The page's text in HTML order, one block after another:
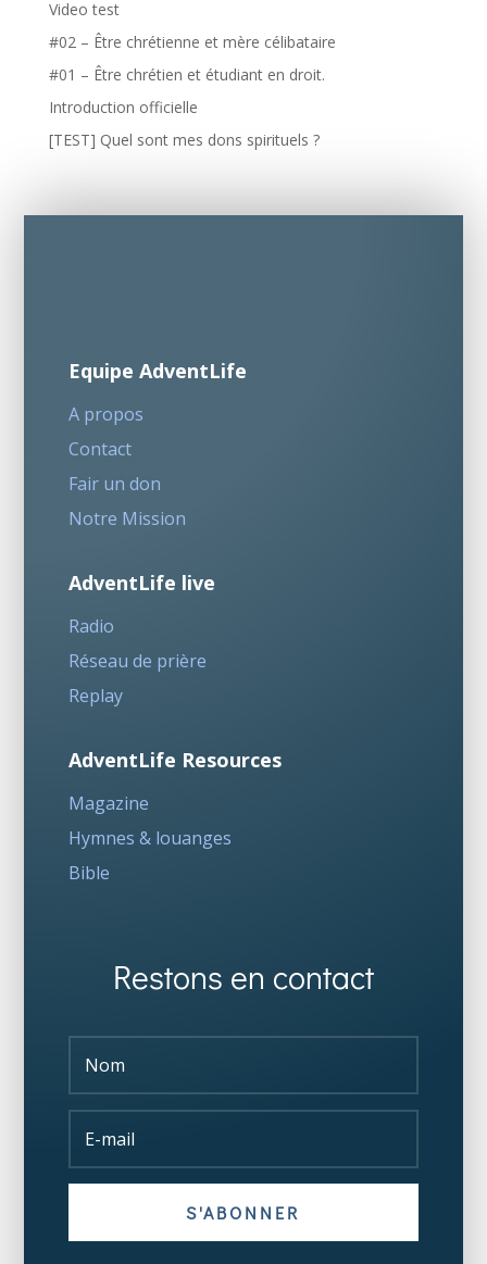
Video test
#02 – Être chrétienne et mère célibataire
#01 – Être chrétien et étudiant en droit.
Introduction officielle
[TEST] Quel sont mes dons spirituels ?
Equipe AdventLife
A propos
Contact
Fair un don
Notre Mission
AdventLife live
Radio
Réseau de prière
Replay
AdventLife Resources
Magazine
Hymnes & louanges
Bible
Restons en contact
S'ABONNER